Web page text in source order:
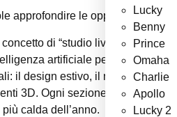
Lucky
Benny
Prince
Omaha
Charlie
Apollo
Lucky 2
approfondire le opportunità di
di “studio live” è molto
artificiale per il
il design estivo, il nuovo ruolo
3D. Ogni sezione è
più calda dell’anno.